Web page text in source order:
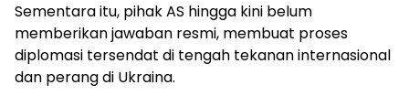
Sementara itu, pihak AS hingga kini belum
memberikan jawaban resmi, membuat proses
diplomasi tersendat di tengah tekanan internasional
dan perang di Ukraina.